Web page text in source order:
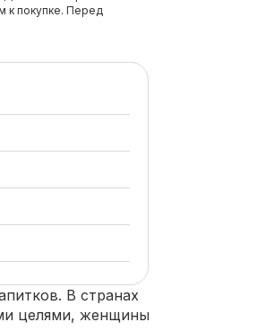
к покупке. Перед
В странах
целями, женщины